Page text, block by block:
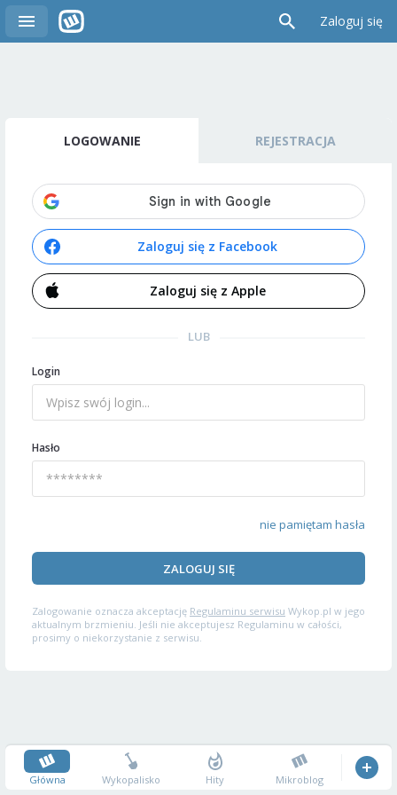
Zaloguj się
LOGOWANIE REJESTRACJA
Zaloguj się z Facebook
Zaloguj się z Apple
LUB
Login
Hasło
nie pamiętam hasła
ZALOGUJ SIĘ
Zalogowanie oznacza akceptację Regulaminu serwisu Wykop.pl w jego
aktualnym brzmieniu. Jeśli nie akceptujesz Regulaminu w całości,
prosimy o niekorzystanie z serwisu.
Główna Wykopalisko Hity Mikroblog